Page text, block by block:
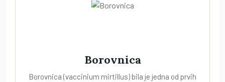
Borovnica
Borovnica (vaccinium mirtillus) bila je jedna od prvih